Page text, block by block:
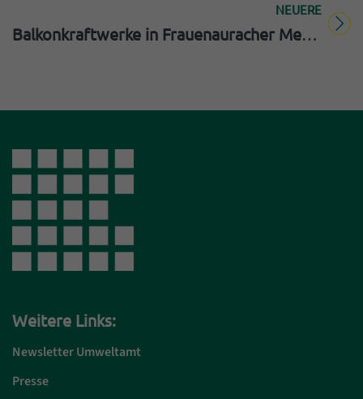
NEUERE
Titel für Beitrag
Balkonkraftwerke in Frauenauracher Mehrparteienhäusern
Weitere Links:
Newsletter Umweltamt
Presse